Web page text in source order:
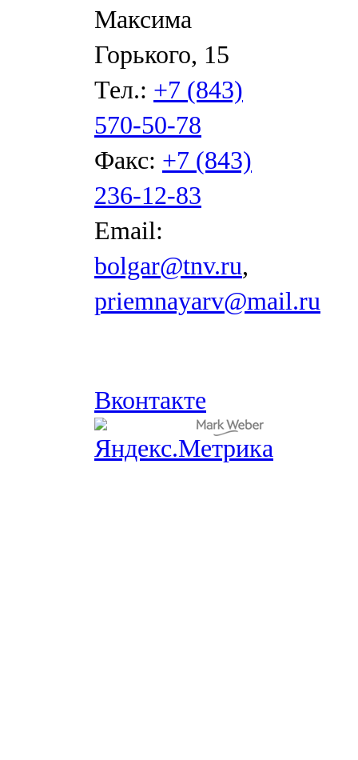
Максима
Горького, 15
Тел.: +7 (843)
570-50-78
Факс: +7 (843)
236-12-83
Email:
bolgar@tnv.ru,
priemnayarv@mail.ru
Вконтакте